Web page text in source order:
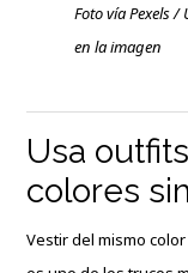
Foto vía Pexels
en la imagen
Usa
colores
Vestir del mismo